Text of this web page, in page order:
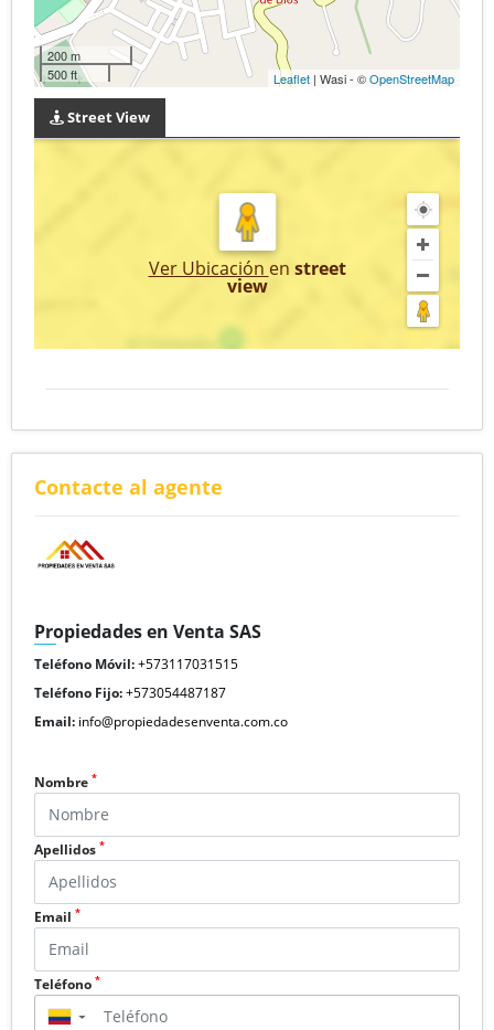
200 m
500 ft
Leaflet | Wasi - ©OpenStreetMap
Street View
Ver Ubicación en street
view
Contacte al agente
Propiedades en Venta SAS
Teléfono Móvil:+573117031515
Teléfono Fijo:+573054487187
Email: info@propiedadesenventa.com.co
Nombre *
Apellidos *
Email *
Teléfono *
▼